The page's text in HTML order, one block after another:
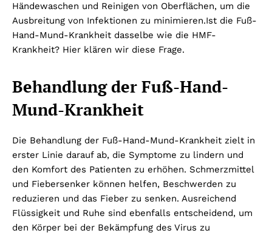
Händewaschen und Reinigen von Oberflächen, um die
Ausbreitung von Infektionen zu minimieren.Ist die Fuß-
Hand-Mund-Krankheit dasselbe wie die HMF-
Krankheit? Hier klären wir diese Frage.
Behandlung der Fuß-Hand-
Mund-Krankheit
Die Behandlung der Fuß-Hand-Mund-Krankheit zielt in
erster Linie darauf ab, die Symptome zu lindern und
den Komfort des Patienten zu erhöhen. Schmerzmittel
und Fiebersenker können helfen, Beschwerden zu
reduzieren und das Fieber zu senken. Ausreichend
Flüssigkeit und Ruhe sind ebenfalls entscheidend, um
den Körper bei der Bekämpfung des Virus zu